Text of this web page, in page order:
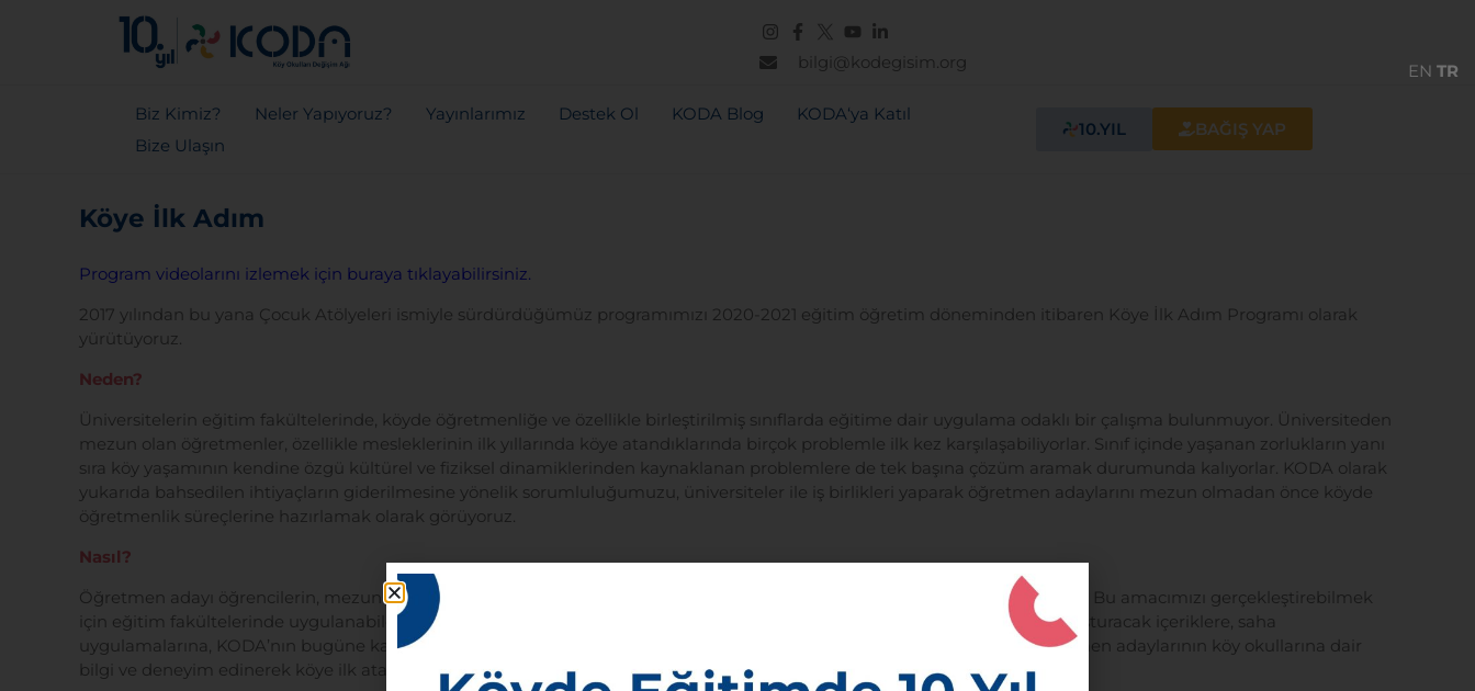
bilgi@kodegisim.org
Biz Kimiz? Neler Yapıyoruz? Yayınlarımız Destek Ol KODA Blog
KODA‘ya Katıl
Bize Ulaşın
10.YIL BAĞIŞ YAP
Köye İlk Adım
Program videolarını izlemek için buraya tıklayabilirsiniz.
2017 yılından bu yana Çocuk Atölyeleri ismiyle sürdürdüğümüz programımızı 2020-2021 eğitim öğretim döneminden itibaren Köye İlk Adım Programı olarak
yürütüyoruz.
Neden?
Üniversitelerin eğitim fakültelerinde, köyde öğretmenliğe ve özellikle birleştirilmiş sınıflarda eğitime dair uygulama odaklı bir çalışma bulunmuyor. Üniversiteden
mezun olan öğretmenler, özellikle mesleklerinin ilk yıllarında köye atandıklarında birçok problemle ilk kez karşılaşabiliyorlar. Sınıf içinde yaşanan zorlukların yanı
sıra köy yaşamının kendine özgü kültürel ve fiziksel dinamiklerinden kaynaklanan problemlere de tek başına çözüm aramak durumunda kalıyorlar. KODA olarak
yukarıda bahsedilen ihtiyaçların giderilmesine yönelik sorumluluğumuzu, üniversiteler ile iş birlikleri yaparak öğretmen adaylarını mezun olmadan önce köyde
öğretmenlik süreçlerine hazırlamak olarak görüyoruz.
Nasıl?
Öğretmen adayı öğrencilerin, mezun olduklarında köy okullarında çalışmak için daha istekli ve hazır olmalarını amaçlıyoruz. Bu amacımızı gerçekleştirebilmek
için eğitim fakültelerinde uygulanabilecek bir ders müfredatı geliştirdik. Bu müfredatta akademiyle saha çalışmalarını buluşturacak içeriklere, saha
uygulamalarına, KODA’nın bugüne kadar köy okullarında dair oluşturduğu birikimine yer verdik. Program süresince, öğretmen adaylarının köy okullarına dair
bilgi ve deneyim edinerek köye ilk atandıklarında yaşamlarının kolaylaşmasını sağlıyoruz.
EN TR